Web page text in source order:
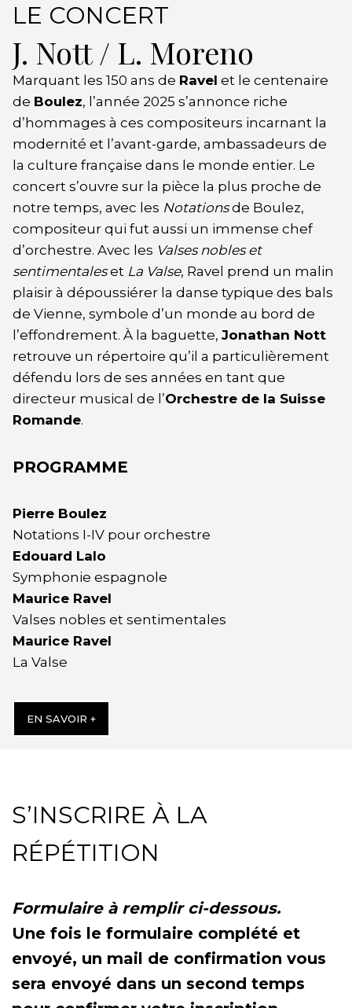
LE CONCERT
J. Nott / L. Moreno
Marquant les 150 ans de Ravel et le centenaire
de Boulez, l’année 2025 s’annonce riche
d’hommages à ces compositeurs incarnant la
modernité et l’avant-garde, ambassadeurs de
la culture française dans le monde entier. Le
concert s’ouvre sur la pièce la plus proche de
notre temps, avec les Notationsde Boulez,
compositeur qui fut aussi un immense chef
d’orchestre. Avec les Valses nobles et
sentimentaleset La Valse, Ravel prend un malin
plaisir à dépoussiérer la danse typique des bals
de Vienne, symbole d’un monde au bord de
l’effondrement. À la baguette, Jonathan Nott
retrouve un répertoire qu’il a particulièrement
défendu lors de ses années en tant que
directeur musical de l’Orchestre de la Suisse
Romande.
PROGRAMME
Pierre Boulez
Notations I-IV pour orchestre
Edouard Lalo
Symphonie espagnole
Maurice Ravel
Valses nobles et sentimentales
Maurice Ravel
La Valse
EN SAVOIR +
S’INSCRIRE À LA
RÉPÉTITION
Formulaire à remplir ci-dessous.
Une fois le formulaire complété et
envoyé, un mail de confirmation vous
sera envoyé dans un second temps